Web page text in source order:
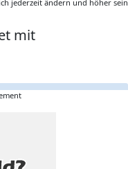
jederzeit ändern und höher sein
mit